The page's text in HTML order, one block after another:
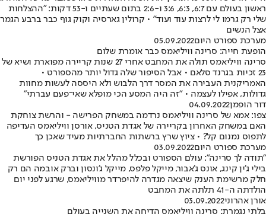
ראשון בעולם עם 6:7, 6:3, 3:6 ו-2:6 בתום שעתיים ו-53 דקות: "ההצלחות
שלי רק גרמו לי לרצות עוד ועוד" • קרולין גארסיה וקוק גוף כבר ברבע הגמר
אצל הנשים
מערכת ספורט היום05.09.2022
הופעת חייה: סרינה וויליאמס כבר אומרת שלום
סרינה וויליאמס תולה את המחבט אחרי 27 שנות קריירה מפוארת ושיא של
23 זכיות בגרנד סלאם • אבל הסיפור שלה גדול יותר מהספורט •
האמריקנית העבירה את המסר דרך הלבוש ולא היססה לעשות מחוות
גדולות, אפילו לעצמה • "זה היה המסע הכי מופלא שאי־פעם עברתי"
דור הופמן04.09.2022
צפו: אמא של סרינה וויליאמס נרדמה במשחק הפרישה - והרשת צוחקת
האם במשחק האחרון בקריירה של אגדת הטניס, אורסן וויליאמס העדיפה
לתפוס נמנום קל? • ציוץ שרץ ברשתות החברתיות מעיד שאכן כך
מערכת ספורט היום03.09.2022
"תודה לך סרינה": עולם הספורט ובכלל מהלל את אגדת הטניס הפורשת
בילי ג'ין קינג, אונס ג'אבור, מייקל פלפס, מייקל ג'ונסון וברק אובמה הם רק
חלק מרשימת הענק שיצאה מגדרה להיפרדר מוויליאמס, שרגע לפני יום
הולדתה ה-41 תלתה את המחבט
אורן אהרוני03.09.2022
בלתי נגמרת: סרינה וויליאמס הדיחה את השנייה בעולם